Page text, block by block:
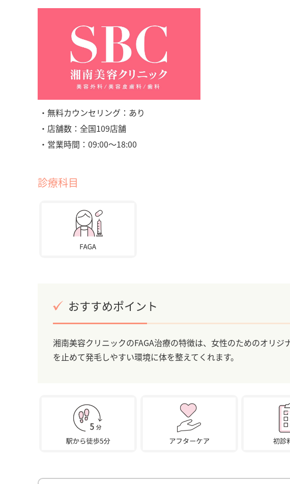
・無料カウンセリング：あり
・店舗数：全国109店舗
・営業時間：09:00〜18:00
診療科目
おすすめポイント
湘南美容クリニックのFAGA治療の特徴は、女性のためのオリ
を止めて発毛しやすい環境に体を整えてくれます。